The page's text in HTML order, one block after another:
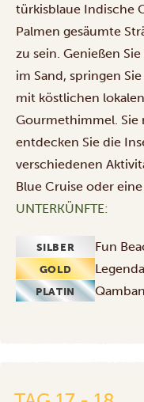
türkisblaue Indische
Palmen gesäumte
zu sein. Genießen
im Sand, springen
mit köstlichen
Gourmethimmel. Sie
entdecken Sie die
verschiedenen
Blue Cruise oder
UNTERKÜNFTE:
SILBER Fun
GOLD
PLATIN